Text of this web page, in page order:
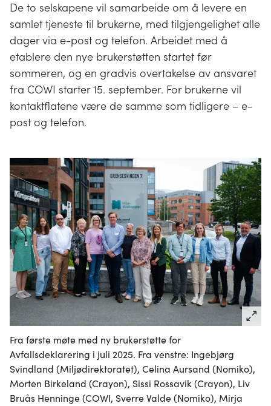
De to selskapene vil samarbeide om å levere en
samlet tjeneste til brukerne, med tilgjengelighet alle
dager via e-post og telefon. Arbeidet med å
etablere den nye brukerstøtten startet før
sommeren, og en gradvis overtakelse av ansvaret
fra COWI starter 15. september. For brukerne vil
kontaktflatene være de samme som tidligere – e-
post og telefon.
Fra første møte med ny brukerstøtte for
Avfallsdeklarering i juli 2025. Fra venstre: Ingebjørg
Svindland (Miljødirektoratet), Celina Aursand (Nomiko),
Morten Birkeland (Crayon), Sissi Rossavik (Crayon), Liv
Bruås Henninge (COWI, Sverre Valde (Nomiko), Mirja